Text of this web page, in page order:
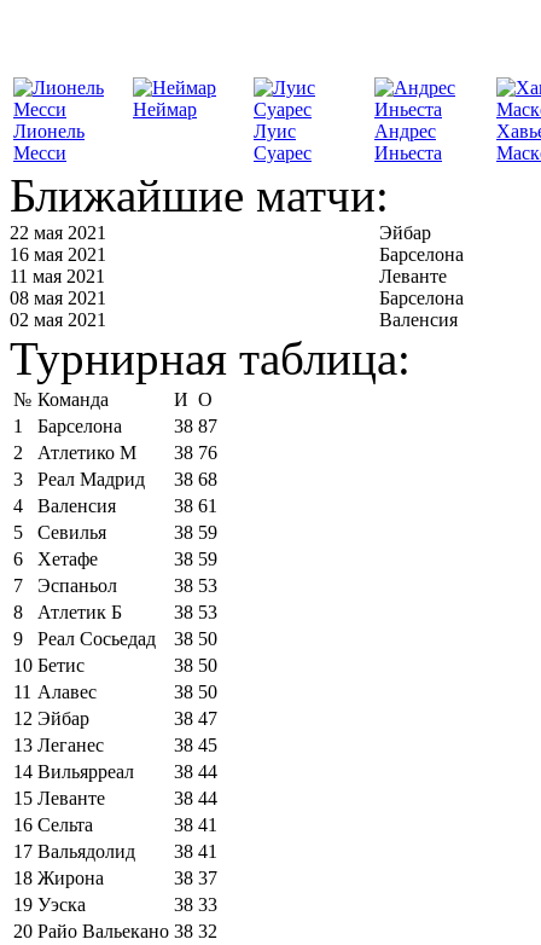
Лионель
Месси
Неймар
Луис
Суарес
Андрес
Иньеста
Ближайшие матчи:
22 мая 2021
Эйбар
16 мая 2021
Барселона
11 мая 2021
Леванте
08 мая 2021
Барселона
02 мая 2021
Валенсия
Турнирная таблица:
№ Команда И О
1
Барселона 38 87
2
Атлетико М 38 76
3
Реал Мадрид 38 68
4
Валенсия 38 61
5
Севилья 38 59
6
Хетафе 38 59
7
Эспаньол 38 53
8
Атлетик Б 38 53
9
Реал Сосьедад 38 50
10 Бетис 38 50
11 Алавес 38 50
12 Эйбар 38 47
13 Леганес 38 45
14 Вильярреал 38 44
15 Леванте 38 44
16 Сельта 38 41
17 Вальядолид 38 41
18 Жирона 38 37
19 Уэска 38 33
20 Райо Вальекано 38 32